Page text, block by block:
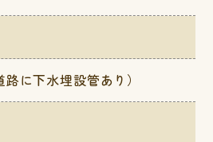
に下水埋設管あり）